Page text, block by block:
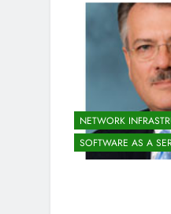
NETWORK
SOFTWARE AS A